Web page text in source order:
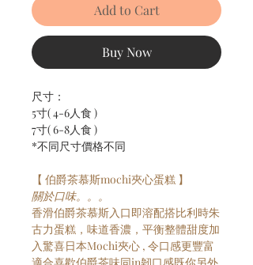
Add to Cart
Buy Now
尺寸：
5寸( 4-6人食 )
7寸( 6-8人食 )
*不同尺寸價格不同
【 伯爵茶慕斯mochi夾心蛋糕 】
關於口味。。。
香滑伯爵茶慕斯入口即溶配搭比利時朱
古力蛋糕，味道香濃，平衡整體甜度加
入驚喜日本Mochi夾心 , 令口感更豐富